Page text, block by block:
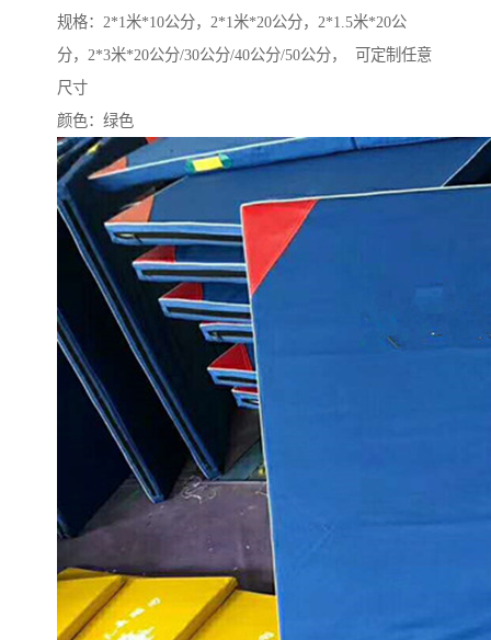
规格：2*1米*10公分，2*1米*20公分，2*1.5米*20公
分，2*3米*20公分/30公分/40公分/50公分， 可定制任意
尺寸
颜色：绿色